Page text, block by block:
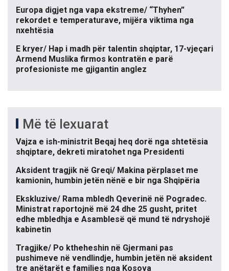
Europa digjet nga vapa ekstreme/ “Thyhen”
rekordet e temperaturave, mijëra viktima nga
nxehtësia
E kryer/ Hap i madh për talentin shqiptar, 17-vjeçari
Armend Muslika firmos kontratën e parë
profesioniste me gjigantin anglez
Më të lexuarat
Vajza e ish-ministrit Beqaj heq dorë nga shtetësia
shqiptare, dekreti miratohet nga Presidenti
Aksident tragjik në Greqi/ Makina përplaset me
kamionin, humbin jetën nënë e bir nga Shqipëria
Ekskluzive/ Rama mbledh Qeverinë në Pogradec.
Ministrat raportojnë më 24 dhe 25 gusht, pritet
edhe mbledhja e Asamblesë që mund të ndryshojë
kabinetin
Tragjike/ Po ktheheshin në Gjermani pas
pushimeve në vendlindje, humbin jetën në aksident
tre anëtarët e familjes nga Kosova